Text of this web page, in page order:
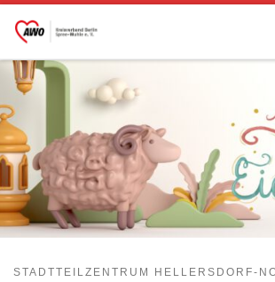
Zum Inhalt springen
STADTTEILZENTRUM HELLERSDORF-